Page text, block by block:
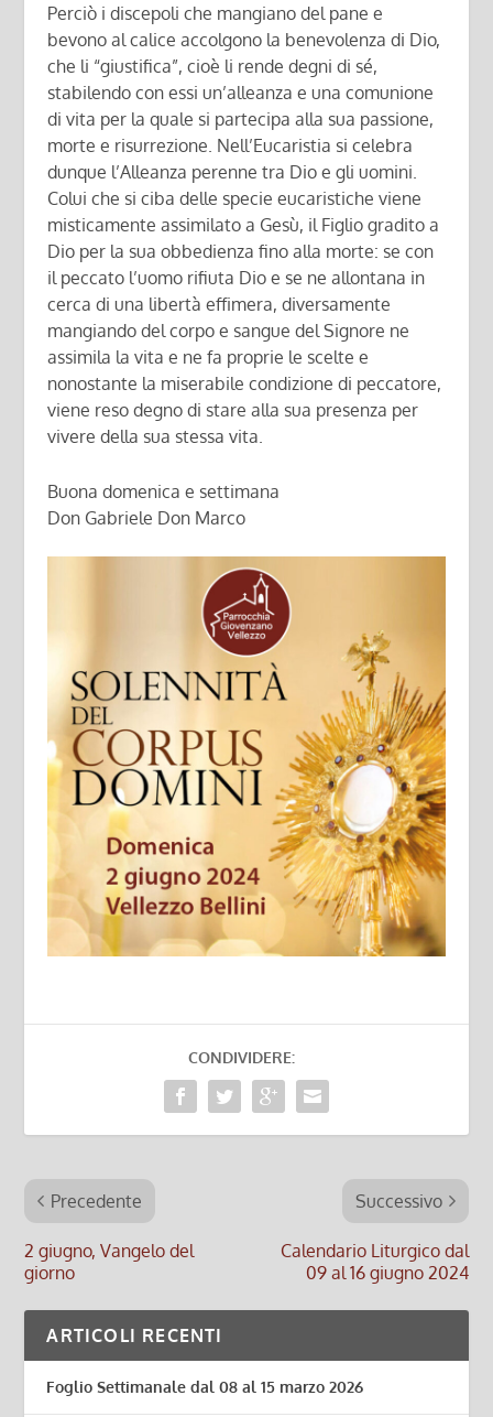
Perciò i discepoli che mangiano del pane e
bevono al calice accolgono la benevolenza di Dio,
che li “giustifica”, cioè li rende degni di sé,
stabilendo con essi un’alleanza e una comunione
di vita per la quale si partecipa alla sua passione,
morte e risurrezione. Nell’Eucaristia si celebra
dunque l’Alleanza perenne tra Dio e gli uomini.
Colui che si ciba delle specie eucaristiche viene
misticamente assimilato a Gesù, il Figlio gradito a
Dio per la sua obbedienza fino alla morte: se con
il peccato l’uomo rifiuta Dio e se ne allontana in
cerca di una libertà effimera, diversamente
mangiando del corpo e sangue del Signore ne
assimila la vita e ne fa proprie le scelte e
nonostante la miserabile condizione di peccatore,
viene reso degno di stare alla sua presenza per
vivere della sua stessa vita.
Buona domenica e settimana
Don Gabriele Don Marco
CONDIVIDERE:
Precedente
2 giugno, Vangelo del
giorno
Successivo
Calendario Liturgico dal
09 al 16 giugno 2024
ARTICOLI RECENTI
Foglio Settimanale dal 08 al 15 marzo 2026